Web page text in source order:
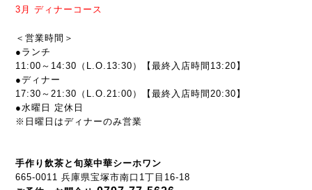
3月 ディナーコース
＜営業時間＞
●ランチ
11:00～14:30（L.O.13:30）【最終入店時間13:20】
●ディナー
17:30～21:30 （L.O.21:00）【最終入店時間20:30】
●水曜日 定休日
※日曜日はディナーのみ営業
手作り飲茶と旬菜中華シーホワン
665-0011 兵庫県宝塚市南口1丁目16-18